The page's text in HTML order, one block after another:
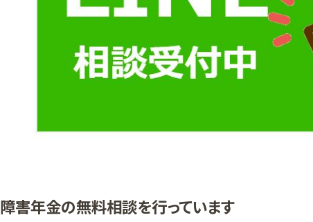
障害年金の無料相談を行っています